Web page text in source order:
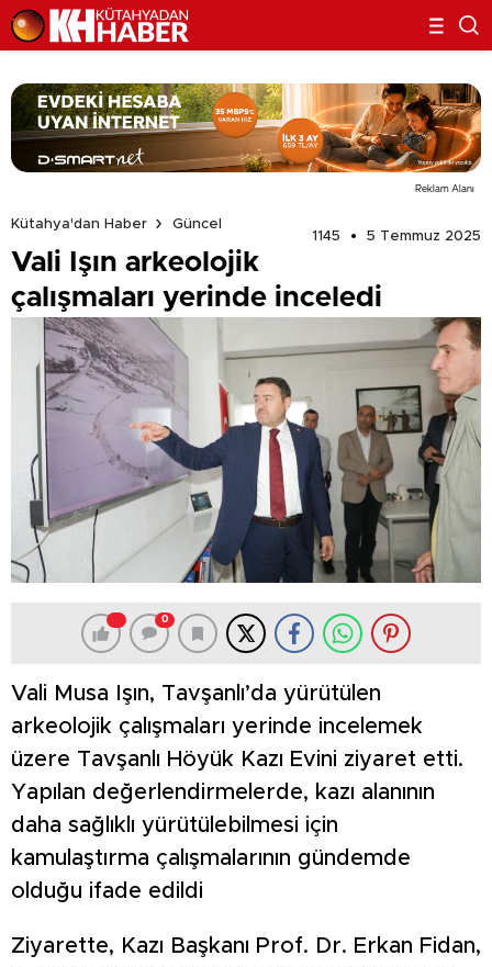
Reklam Alanı
Kütahya'dan Haber
Güncel
1145
5 Temmuz 2025
Vali Işın arkeolojik
çalışmaları yerinde inceledi
0
Vali Musa Işın, Tavşanlı’da yürütülen
arkeolojik çalışmaları yerinde incelemek
üzere Tavşanlı Höyük Kazı Evini ziyaret etti.
Yapılan değerlendirmelerde, kazı alanının
daha sağlıklı yürütülebilmesi için
kamulaştırma çalışmalarının gündemde
olduğu ifade edildi
Ziyarette, Kazı Başkanı Prof. Dr. Erkan Fidan,